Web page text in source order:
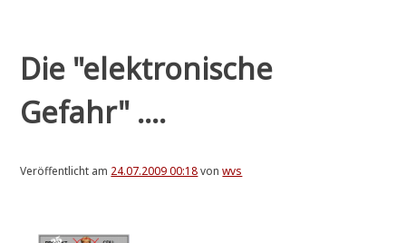
Die "elektronische
Gefahr" ....
Veröffentlicht am 24.07.2009 00:18vonwvs